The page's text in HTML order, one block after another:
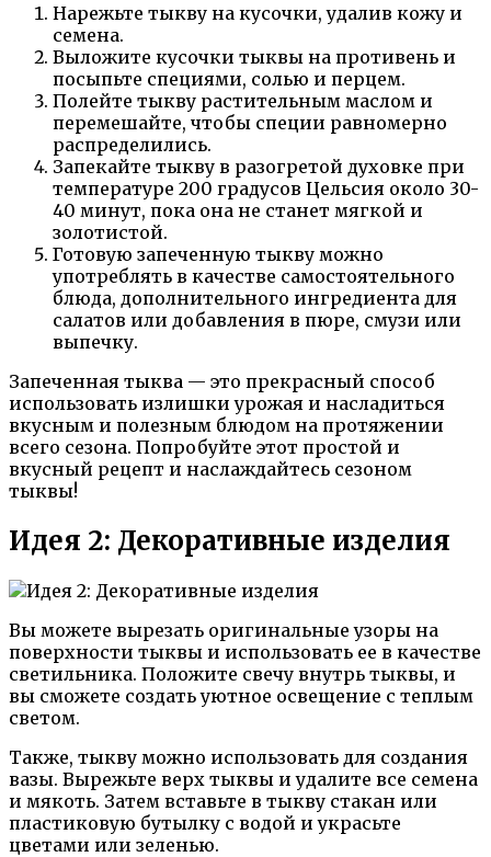
Нарежьте тыкву на кусочки, удалив кожу и
семена.
Выложите кусочки тыквы на противень и
посыпьте специями, солью и перцем.
Полейте тыкву растительным маслом и
перемешайте, чтобы специи равномерно
распределились.
Запекайте тыкву в разогретой духовке при
температуре 200 градусов Цельсия около 30-
40 минут, пока она не станет мягкой и
золотистой.
Готовую запеченную тыкву можно
употреблять в качестве самостоятельного
блюда, дополнительного ингредиента для
салатов или добавления в пюре, смузи или
выпечку.
Запеченная тыква — это прекрасный способ
использовать излишки урожая и насладиться
вкусным и полезным блюдом на протяжении
всего сезона. Попробуйте этот простой и
вкусный рецепт и наслаждайтесь сезоном
тыквы!
Идея 2: Декоративные изделия
Вы можете вырезать оригинальные узоры на
поверхности тыквы и использовать ее в качестве
светильника. Положите свечу внутрь тыквы, и
вы сможете создать уютное освещение с теплым
светом.
Также, тыкву можно использовать для создания
вазы. Вырежьте верх тыквы и удалите все семена
и мякоть. Затем вставьте в тыкву стакан или
пластиковую бутылку с водой и украсьте
цветами или зеленью.